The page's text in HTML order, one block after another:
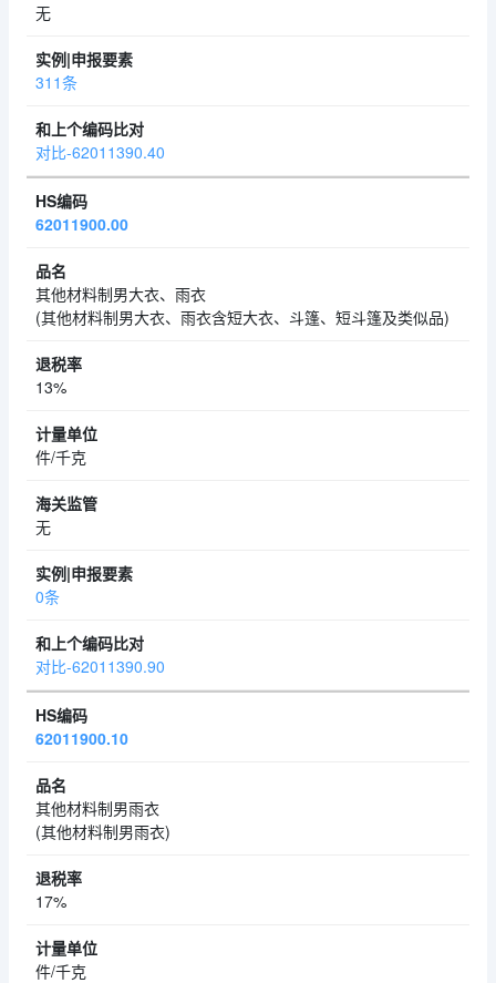
无
311条
对比-62011390.40
62011900.00
其他材料制男大衣、雨衣
(其他材料制男大衣、雨衣含短大衣、斗篷、短斗篷及类似品)
13%
件/千克
无
0条
对比-62011390.90
62011900.10
其他材料制男雨衣
(其他材料制男雨衣)
17%
件/千克